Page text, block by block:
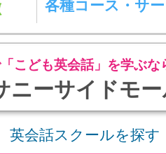
各種コース・サ
ニーサイドモ
こども英会話」を学ぶな
英会話スクールを探す